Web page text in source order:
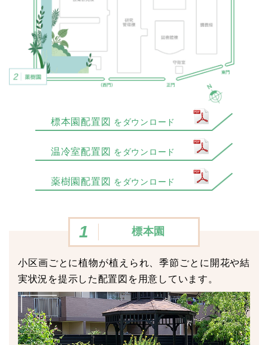
標本園配置図 をダウンロード
温冷室配置図 をダウンロード
薬樹園配置図 をダウンロード
1 標本園
小区画ごとに植物が植えられ、季節ごとに開花や結
実状況を提示した配置図を用意しています。